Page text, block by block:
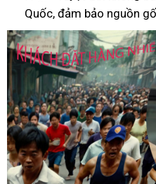
Quốc, đảm bảo nguồn